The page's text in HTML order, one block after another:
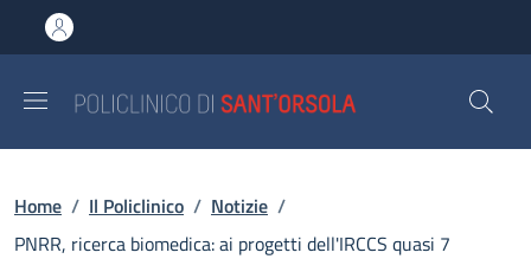
al contenuto principale
to footer content
Briciole di pane
Home / Il Policlinico / Notizie /
PNRR, ricerca biomedica: ai progetti dell'IRCCS quasi 7